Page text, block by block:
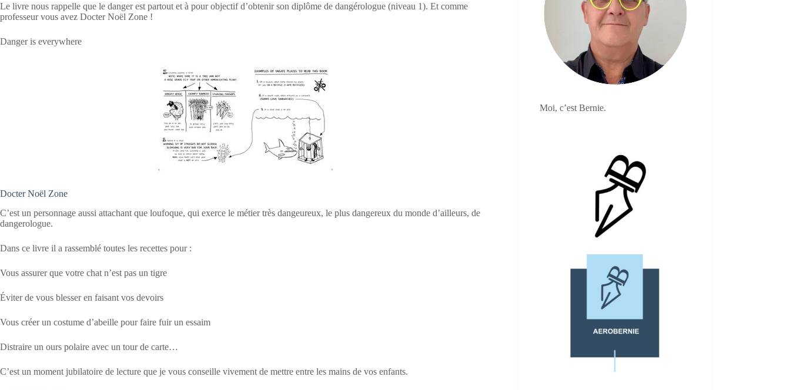
Le livre nous rappelle que le danger est partout et à pour objectif d’obtenir son diplôme de dangérologue (niveau 1). Et comme
professeur vous avez Docter Noël Zone !
Danger is everywhere
Docter Noël Zone
C’est un personnage aussi attachant que loufoque, qui exerce le métier très dangeureux, le plus dangereux du monde d’ailleurs, de
dangerologue.
Dans ce livre il a rassemblé toutes les recettes pour :
Vous assurer que votre chat n’est pas un tigre
Éviter de vous blesser en faisant vos devoirs
Vous créer un costume d’abeille pour faire fuir un essaim
Distraire un ours polaire avec un tour de carte…
C’est un moment jubilatoire de lecture que je vous conseille vivement de mettre entre les mains de vos enfants.
Moi, c’est Bernie.